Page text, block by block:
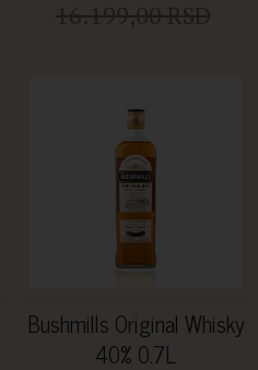
Bushmills Original Whisky
40% 0.7L